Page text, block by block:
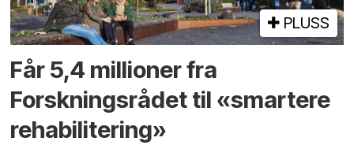
PLUSS
Får 5,4 millioner fra
Forskningsrådet til «smartere
rehabilitering»